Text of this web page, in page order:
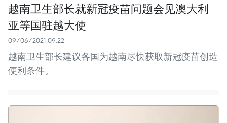
越南卫生部长就新冠疫苗问题会见澳大利
亚等国驻越大使
09/06/2021 09:22
越南卫生部长建议各国为越南尽快获取新冠疫苗创造
便利条件。